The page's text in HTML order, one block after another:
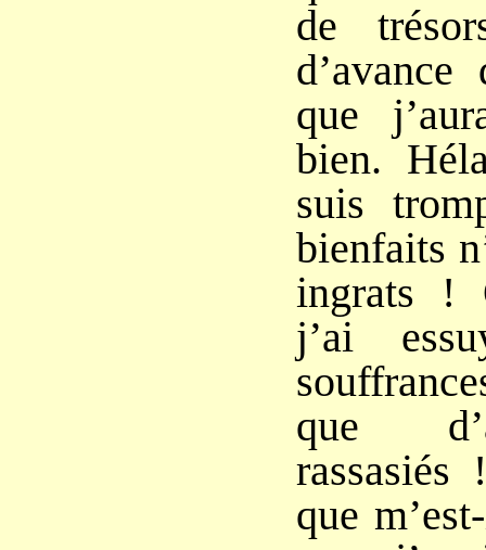
de
que
bien.
suis
bienfaits
ingrats !
j’ai
que
que